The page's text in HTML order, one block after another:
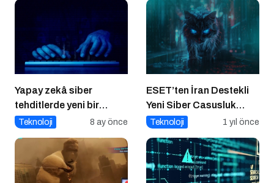
Yapay zekâ siber
tehditlerde yeni bir
dönemi başlatıyor
Teknoloji 8 ay önce
ESET’ten İran Destekli
Yeni Siber Casusluk
Operasyonu Uyarısı
Teknoloji 1 yıl önce